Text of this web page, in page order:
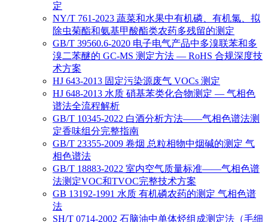
定
NY/T 761-2023 蔬菜和水果中有机磷、有机氯、拟
除虫菊酯和氨基甲酸酯类农药多残留的测定
GB/T 39560.6-2020 电子电气产品中多溴联苯和多
溴二苯醚的 GC-MS 测定方法 — RoHS 合规深度技
术方案
HJ 643-2013 固定污染源废气 VOCs 测定
HJ 648-2013 水质 硝基苯类化合物测定 — 气相色
谱法全流程解析
GB/T 10345-2022 白酒分析方法——气相色谱法测
定香味组分完整指南
GB/T 23355-2009 卷烟 总粒相物中烟碱的测定 气
相色谱法
GB/T 18883-2022 室内空气质量标准——气相色谱
法测定VOC和TVOC完整技术方案
GB 13192-1991 水质 有机磷农药的测定 气相色谱
法
SH/T 0714-2002 石脑油中单体烃组成测定法（毛细